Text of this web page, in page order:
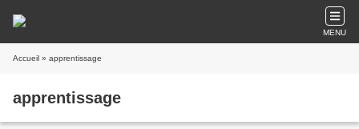
MENU
Accueil » apprentissage
apprentissage